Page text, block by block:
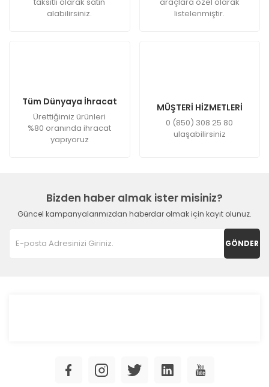
taksitli olarak satın
alabilirsiniz.
araçlara özel olarak
listelenmiştir.
Tüm Dünyaya İhracat
Ürettiğimiz ürünleri
%80 oranında ihracat
yapıyoruz
MÜŞTERİ HİZMETLERİ
0 (850) 308 25 80
ulaşabilirsiniz
Bizden haber almak ister misiniz?
Güncel kampanyalarımızdan haberdar olmak için kayıt olunuz.
GÖNDER